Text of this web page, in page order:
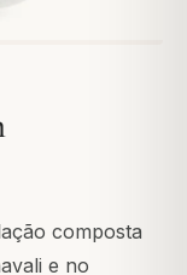
composta
e no